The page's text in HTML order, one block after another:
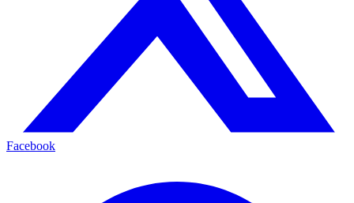
Facebook